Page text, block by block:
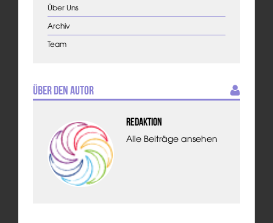
Über Uns
Archiv
Team
Über den Autor
Redaktion
Alle Beiträge ansehen